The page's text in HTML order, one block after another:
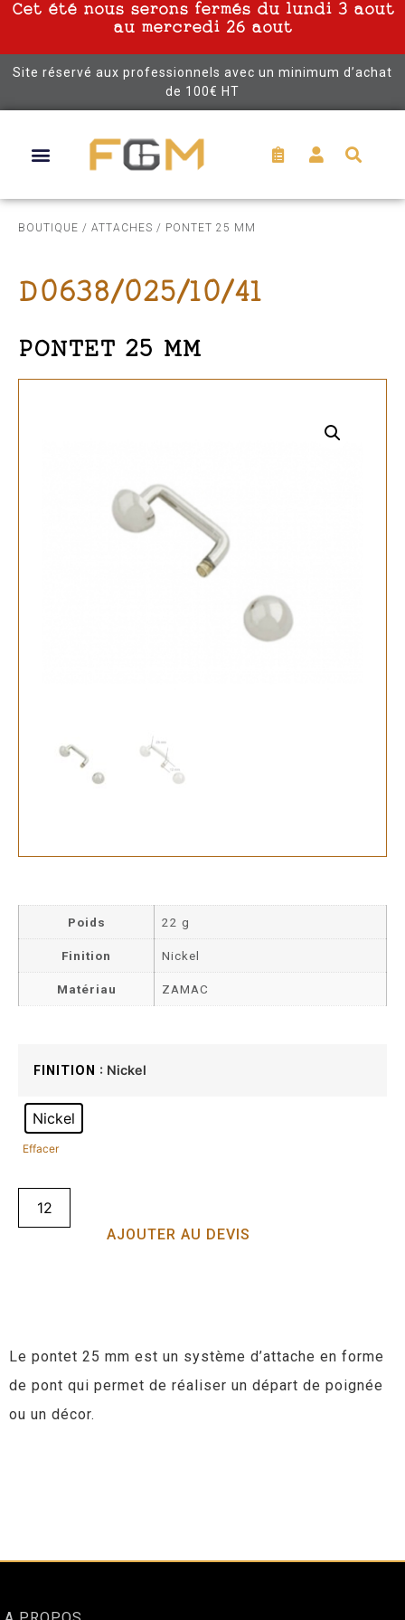
Cet été nous serons fermés du lundi 3 aout
au mercredi 26 aout
Site réservé aux professionnels avec un minimum d’achat
de 100€ HT
BOUTIQUE / ATTACHES / PONTET 25 MM
D0638/025/10/41
PONTET 25 MM
Poids 22 g
Finition Nickel
Matériau ZAMAC
FINITION : Nickel
Nickel
Effacer
AJOUTER AU DEVIS
Le pontet 25 mm est un système d’attache en forme
de pont qui permet de réaliser un départ de poignée
ou un décor.